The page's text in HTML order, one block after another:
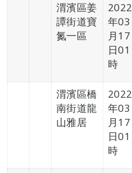
渭濱區姜
譚街道寶
氮一區
2022
年03
月17
日01
時
渭濱區橋
南街道龍
山雅居
2022
年03
月17
日01
時